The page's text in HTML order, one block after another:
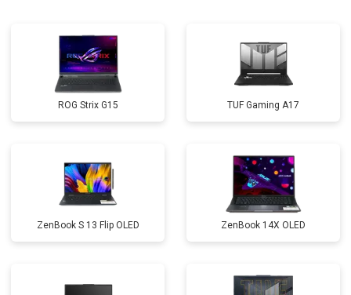
Замена Wi-Fi от 2200 ₽ Заказать
Ремонт цепи питания от 3500 ₽ Заказать
Замена USB порта от 2200 ₽ Заказать
Замена кулера от 2600 ₽ Заказать
Замена микрофона от 2600 ₽ Заказать
Замена оперативной памяти от 1100 ₽ Заказать
ROG Strix G15 TUF Gaming A17
ZenBook S 13 Flip OLED ZenBook 14X OLED